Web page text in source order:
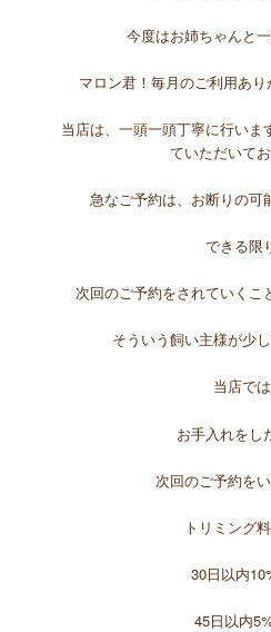
今度はお姉ちゃんと
マロン君！毎月のご利用あ
当店は、一頭一頭丁寧に行い
ていただいて
急なご予約は、お断りの可
できる限
次回のご予約をされていくこ
そういう飼い主様が少
当店では
お手入れをし
次回のご予約を
トリミング
30日以内
45日以内